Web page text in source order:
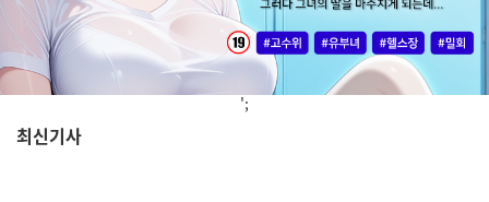
';
최신기사